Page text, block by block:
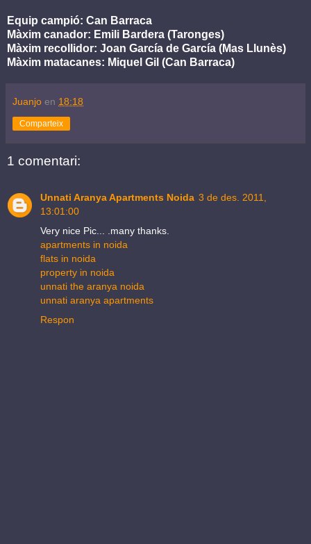
Equip campió: Can Barraca
Màxim canador: Emili Bardera (Taronges)
Màxim recollidor: Joan García de García (Mas Llunès)
Màxim matacanes: Miquel Gil (Can Barraca)
Juanjo en 18:18
Comparteix
1 comentari:
Unnati Aranya Apartments Noida 3 de des. 2011,
13:01:00
Very nice Pic... .many thanks.
apartments in noida
flats in noida
property in noida
unnati the aranya noida
unnati aranya apartments
Respon